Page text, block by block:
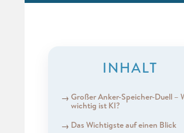
INHALT
Großer Anker-Speicher-Duell –
wichtig ist KI?
Das Wichtigste auf einen Blick